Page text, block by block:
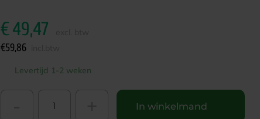
€49,47
€59,86
Levertijd 1-2 weken
In winkelmand